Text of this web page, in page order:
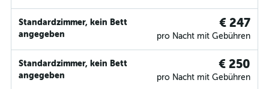
Standardzimmer, kein Bett
angegeben
€ 247
pro Nacht mit Gebühren
Standardzimmer, kein Bett
angegeben
€ 250
pro Nacht mit Gebühren